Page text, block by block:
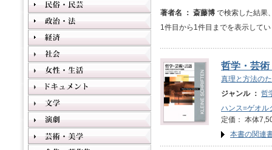
著者名 ： 斎藤博 で検索した結果
1件目から1件目までを表示して
哲学・芸術
真理と方法の
ジャンル ： 哲
ハンス=ゲオル
定価： 本体
本書の関連